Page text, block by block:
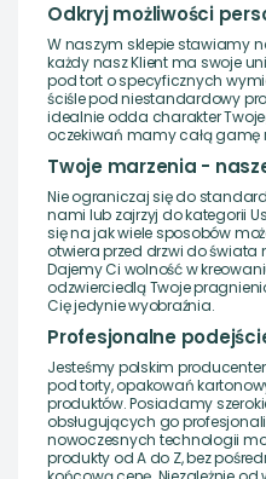
Odkryj możliwości
W naszym sklepie stawiamy
każdy nasz Klient ma swoje
pod tort o specyficznych
ściśle pod niestandardowy
idealnie odda charakter
oczekiwań mamy całą gamę
Twoje marzenia -
Nie ograniczaj się do
nami lub zajrzyj do kategorii
się na jak wiele sposobów
otwiera przed drzwi do
Dajemy Ci wolność w
odzwierciedlą Twoje
Cię jedynie wyobraźnia.
Profesjonalne
Jesteśmy polskim
pod torty, opakowań
produktów. Posiadamy
obsługujących go
nowoczesnych technologii
produkty od A do Z, bez